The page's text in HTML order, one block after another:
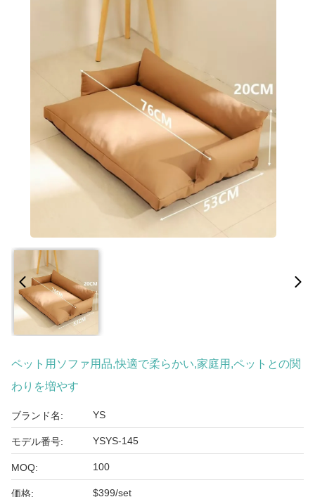
ペット用ソファ用品,快適で柔らかい,家庭用,ペットとの関
わりを増やす
ブランド名: YS
モデル番号: YSYS-145
MOQ: 100
価格: $399/set